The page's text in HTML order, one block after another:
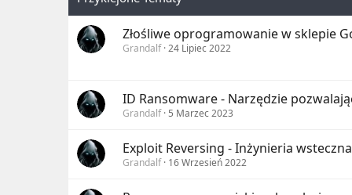
Złośliwe oprogramowanie w sklepie
Grandalf 24 Lipiec 2022
ID Ransomware - Narzędzie
Grandalf 5 Marzec 2023
Exploit Reversing - Inżynieria wsteczna
Grandalf 16 Wrzesień 2022